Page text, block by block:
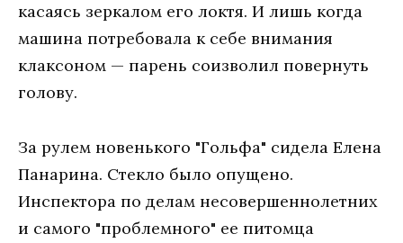
касаясь зеркалом его локтя. И лишь когда
машина потребовала к себе внимания
клаксоном — парень соизволил повернуть
голову.
За рулем новенького "Гольфа" сидела Елена
Панарина. Стекло было опущено.
Инспектора по делам несовершеннолетних
и самого "проблемного" ее питомца